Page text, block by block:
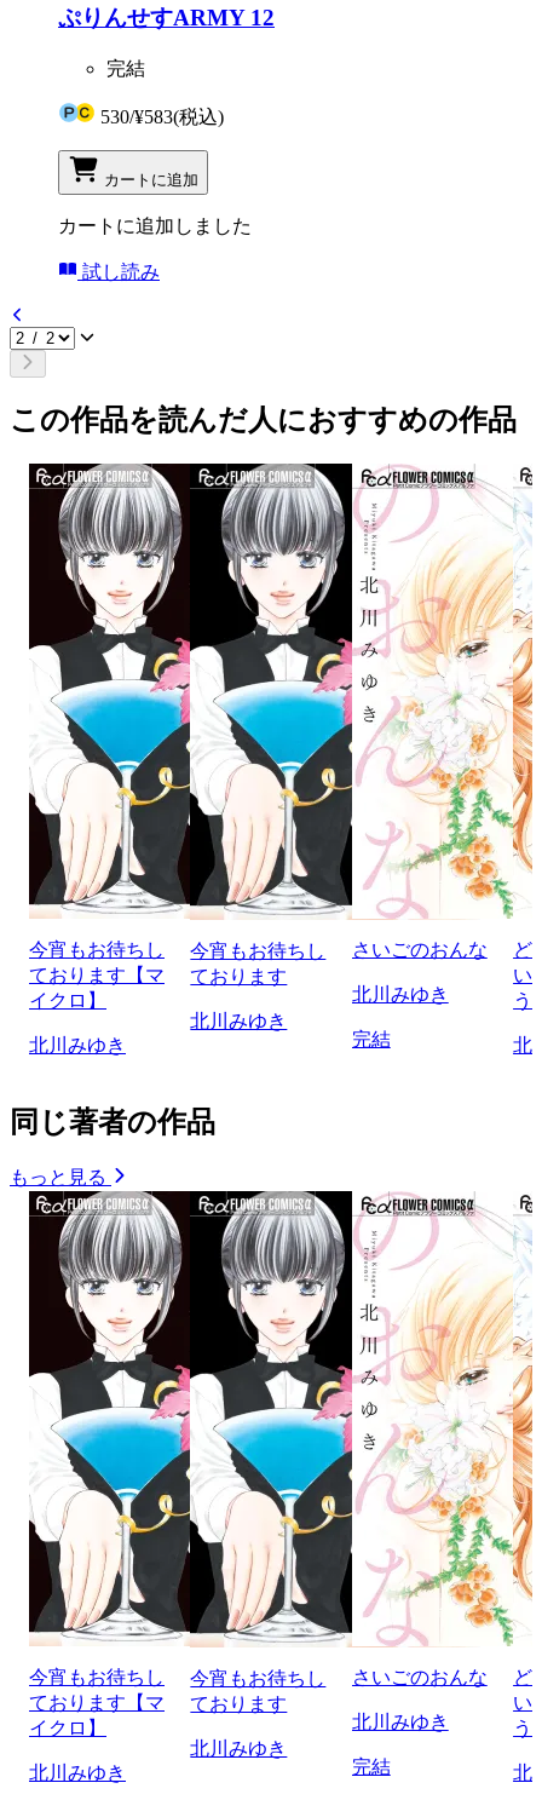
ぷりんせすARMY 12
完結
530/¥583(税込)
カートに追加
カートに追加しました
試し読み
この作品を読んだ人におすすめの作品
今宵もお待ちし
ております【マ
イクロ】
北川みゆき
今宵もお待ちし
ております
北川みゆき
さいごのおんな
北川みゆき
完結
ど
い
う
北
同じ著者の作品
もっと見る
今宵もお待ちし
ております【マ
イクロ】
北川みゆき
今宵もお待ちし
ております
北川みゆき
さいごのおんな
北川みゆき
完結
ど
い
う
北